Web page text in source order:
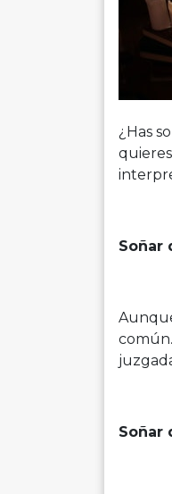
¿Has
Soñar
Soñar